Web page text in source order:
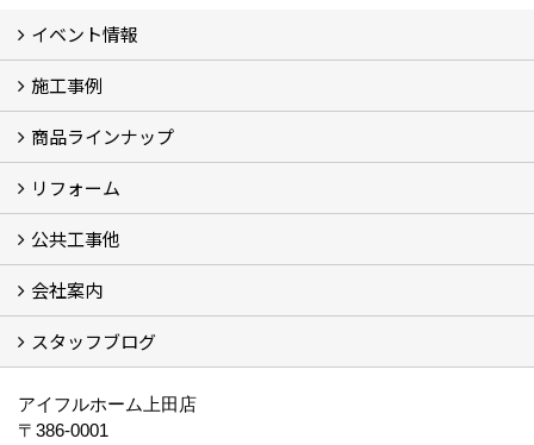
イベント情報
イベント予告
過去のイベント
施工事例
フォトギャラリー
モデルハウス (7)
現場レポート
完工事例
お客様の声
商品ラインナップ
商品ラインアップ一覧
FAVO（フェイボ）【自由設計】
Lodina（ロディナ）【規格住宅】
全館空調システム
リフォーム
コンセプト (2)
選ばれる理由
施工実例（フォトギャラリー）
公共工事他
建築工事 実績
土木工事 実績
一般建築(別荘)
公共工事部スタッフ紹介
会社案内
社長挨拶
会社概要
採用情報
アクセス
スタッフ紹介
スタッフブログ
資格取得一覧
プライバシーポリシー
地域貢献 (3)
スタッフブログ
アイフルホーム上田店
〒386-0001